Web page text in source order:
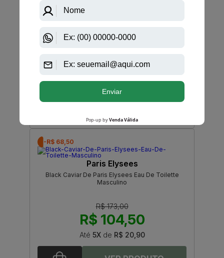
R$ 122,55
-R$ 68,50
Paris Elysees
Black Caviar De Paris Elysees Eau De Toilette
Masculino
R$ 173,00
R$ 104,50
Até 5Xde R$ 20,90